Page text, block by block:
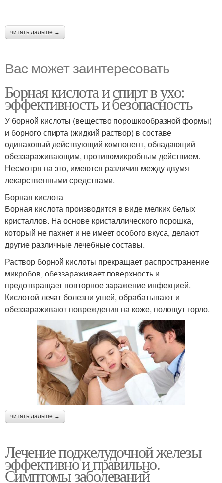
читать дальше →
Вас может заинтересовать
Борная кислота и спирт в ухо:
эффективность и безопасность
У борной кислоты (вещество порошкообразной формы)
и борного спирта (жидкий раствор) в составе
одинаковый действующий компонент, обладающий
обеззараживающим, противомикробным действием.
Несмотря на это, имеются различия между двумя
лекарственными средствами.
Борная кислота
Борная кислота производится в виде мелких белых
кристаллов. На основе кристаллического порошка,
который не пахнет и не имеет особого вкуса, делают
другие различные лечебные составы.
Раствор борной кислоты прекращает распространение
микробов, обеззараживает поверхность и
предотвращает повторное заражение инфекцией.
Кислотой лечат болезни ушей, обрабатывают и
обеззараживают повреждения на коже, полощут горло.
читать дальше →
Лечение поджелудочной железы
эффективно и правильно.
Симптомы заболеваний